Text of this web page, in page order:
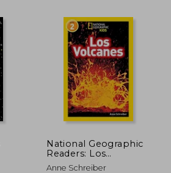
National Geographic
Readers: Los
Volcanes (L2)
Anne Schreiber